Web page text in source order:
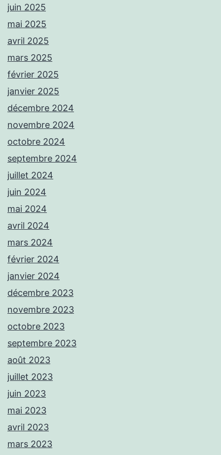
juin 2025
mai 2025
avril 2025
mars 2025
février 2025
janvier 2025
décembre 2024
novembre 2024
octobre 2024
septembre 2024
juillet 2024
juin 2024
mai 2024
avril 2024
mars 2024
février 2024
janvier 2024
décembre 2023
novembre 2023
octobre 2023
septembre 2023
août 2023
juillet 2023
juin 2023
mai 2023
avril 2023
mars 2023